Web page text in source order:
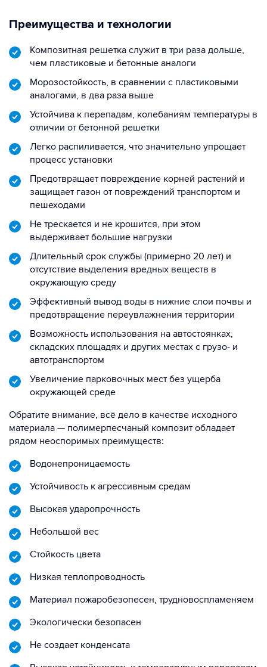
Преимущества и технологии
Композитная решетка служит в три раза дольше,
чем пластиковые и бетонные аналоги
Морозостойкость, в сравнении с пластиковыми
аналогами, в два раза выше
Устойчива к перепадам, колебаниям температуры в
отличии от бетонной решетки
Легко распиливается, что значительно упрощает
процесс установки
Предотвращает повреждение корней растений и
защищает газон от повреждений транспортом и
пешеходами
Не трескается и не крошится, при этом
выдерживает большие нагрузки
Длительный срок службы (примерно 20 лет) и
отсутствие выделения вредных веществ в
окружающую среду
Эффективный вывод воды в нижние слои почвы и
предотвращение переувлажнения территории
Возможность использования на автостоянках,
складских площадях и других местах с грузо- и
автотранспортом
Увеличение парковочных мест без ущерба
окружающей среде
Обратите внимание, всё дело в качестве исходного
материала — полимерпесчаный композит обладает
рядом неоспоримых преимуществ:
Водонепроницаемость
Устойчивость к агрессивным средам
Высокая ударопрочность
Небольшой вес
Стойкость цвета
Низкая теплопроводность
Материал пожаробезопесен, трудновоспламеняем
Экологически безопасен
Не создает конденсата